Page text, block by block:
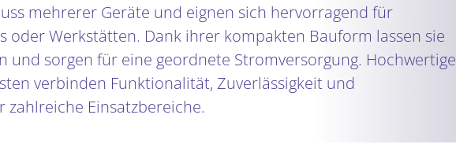
mehrerer Geräte und eignen sich hervorragend für
oder Werkstätten. Dank ihrer kompakten Bauform lassen sie
und sorgen für eine geordnete Stromversorgung. Hochwertige
verbinden Funktionalität, Zuverlässigkeit und
zahlreiche Einsatzbereiche.